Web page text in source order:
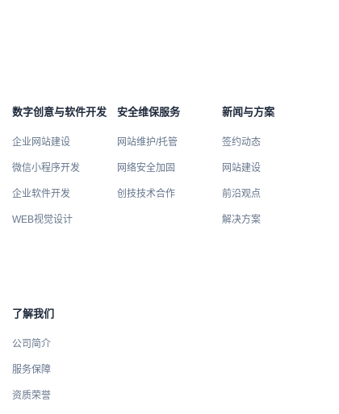
数字创意与软件开发
企业网站建设
微信小程序开发
企业软件开发
WEB视觉设计
安全维保服务
网站维护/托管
网络安全加固
创技技术合作
新闻与方案
签约动态
网站建设
前沿观点
解决方案
了解我们
公司简介
服务保障
资质荣誉